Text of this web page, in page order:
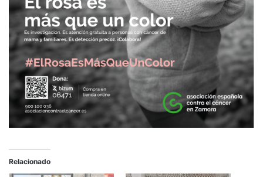
Relacionado